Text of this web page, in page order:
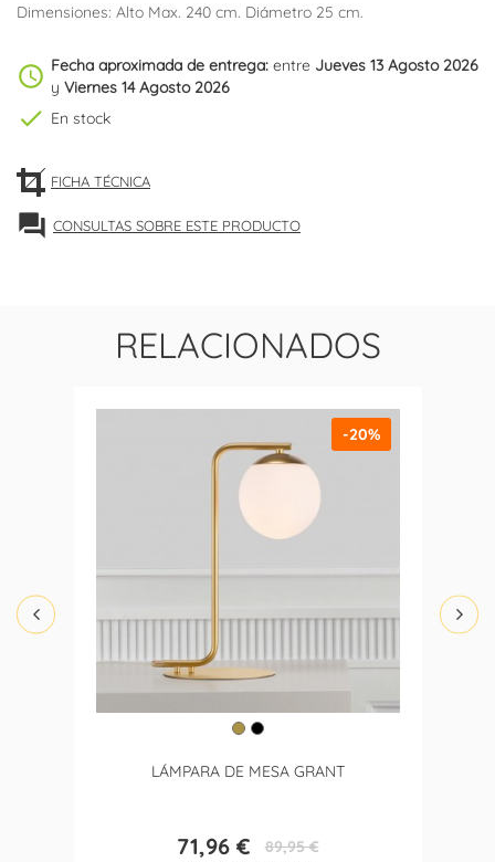
Dimensiones: Alto Max. 240 cm. Diámetro 25 cm.
schedule Fecha aproximada de entrega: entre Jueves 13 Agosto 2026
y Viernes 14 Agosto 2026
check En stock
FICHA TÉCNICA
forum CONSULTAS SOBRE ESTE PRODUCTO
RELACIONADOS
LÁMPARA DE MESA GRANT
Precio
71,96 €Precio
89,95 €
-20%